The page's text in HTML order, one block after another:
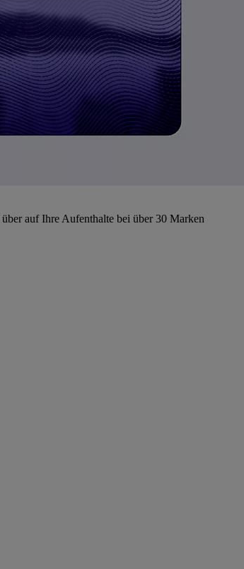
über auf Ihre Aufenthalte bei über 30 Marken